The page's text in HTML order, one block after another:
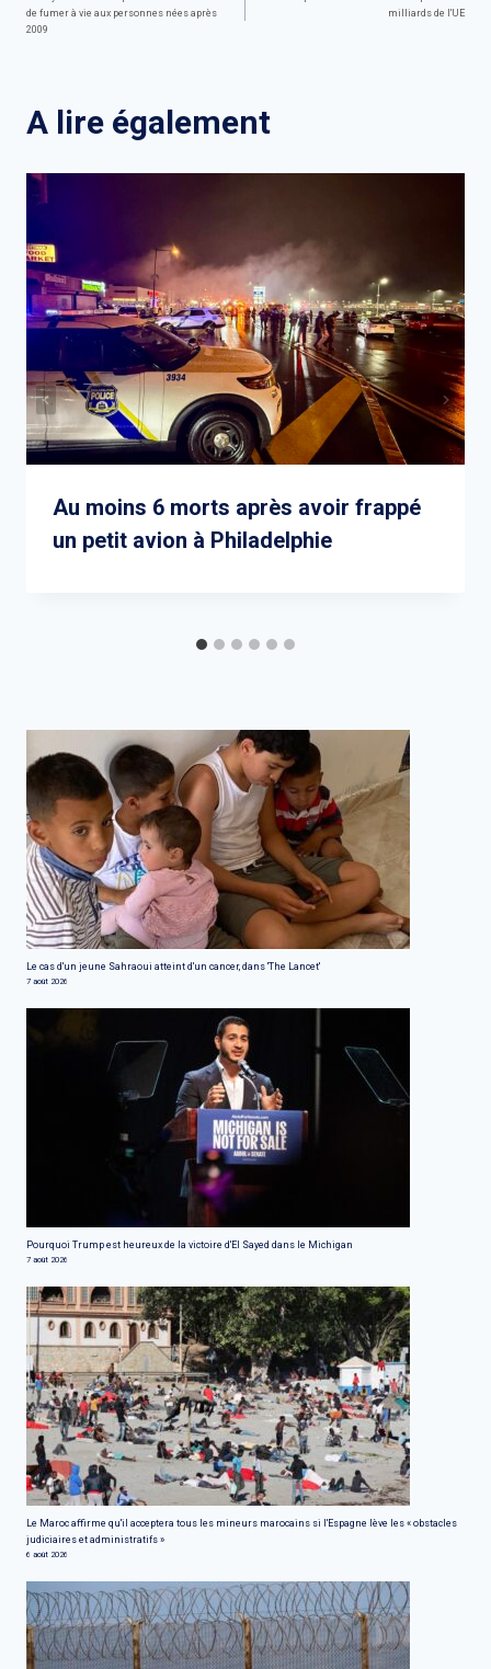
de
de fumer à vie aux personnes nées après
2009
milliards de l'UE
A lire également
Au moins 6 morts après avoir frappé
un petit avion à Philadelphie
Le cas d'un jeune Sahraoui atteint d'un cancer, dans 'The Lancet'
7 août 2026
Pourquoi Trump est heureux de la victoire d'El Sayed dans le Michigan
7 août 2026
Le Maroc affirme qu'il acceptera tous les mineurs marocains si l'Espagne lève les « obstacles
judiciaires et administratifs »
6 août 2026